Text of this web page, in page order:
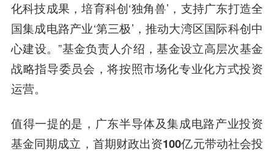
化科技成果，培育科创‘独角兽’，支持广东打造全
国集成电路产业‘第三极’，推动大湾区国际科创中
心建设。”基金负责人介绍，基金设立高层次基金
战略指导委员会，将按照市场化专业化方式投资
运营。
值得一提的是 ，广东半导体及集成电路产业投资
基金同期成立，首期财政出资100亿元带动社会投